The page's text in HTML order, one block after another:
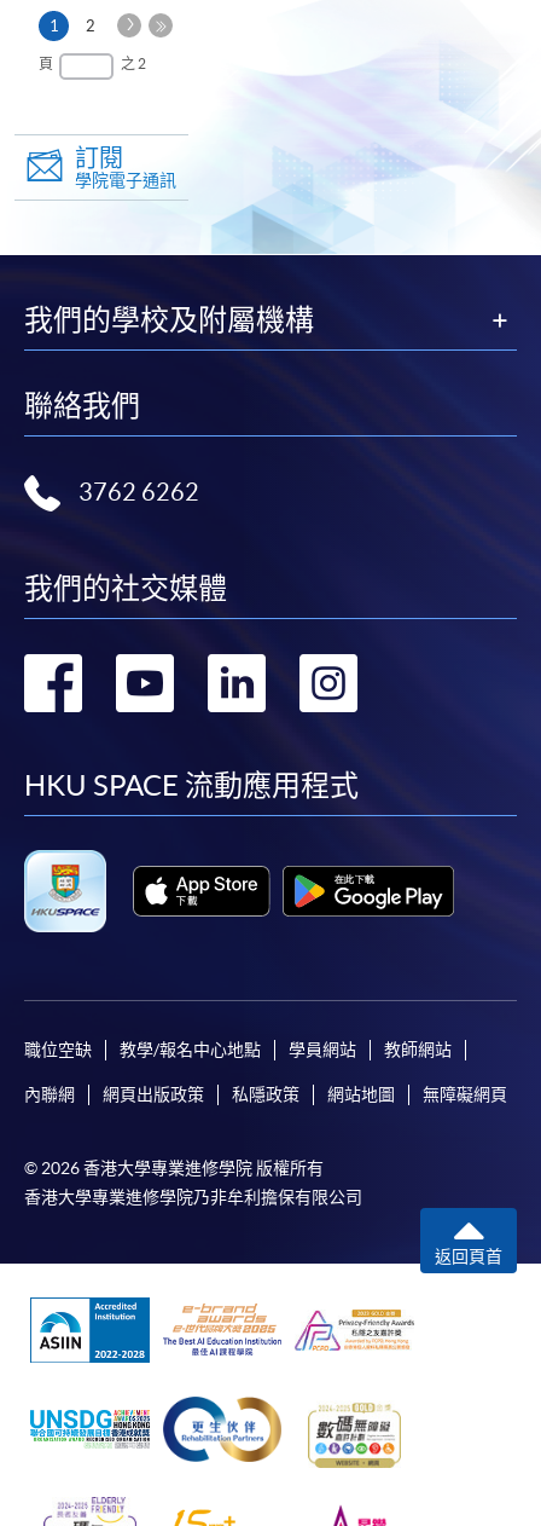
1 本
頁
2
下
頁
頁 之 2
訂閱
學院電子通訊
我們的學校及附屬機構
聯絡我們
3762 6262
我們的社交媒體
轉
facebook
轉
youtube
轉
linkedin
轉
HKU SPACE 流動應用程式
職位空缺 教學/報名中心地點 學員網站 教師網站
內聯網 網頁出版政策 私隱政策 網站地圖 無障礙網頁
© 2026 香港大學專業進修學院 版權所有
香港大學專業進修學院乃非牟利擔保有限公司
返回頁首